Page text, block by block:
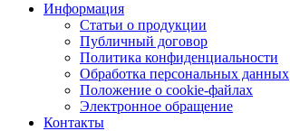
Информация
Статьи о продукции
Публичный договор
Политика конфиденциальности
Обработка персональных данных
Положение о cookie-файлах
Электронное обращение
Контакты